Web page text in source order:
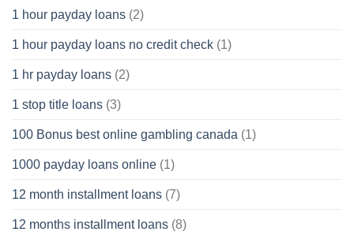
1 hour payday loans (2)
1 hour payday loans no credit check (1)
1 hr payday loans (2)
1 stop title loans (3)
100 Bonus best online gambling canada (1)
1000 payday loans online (1)
12 month installment loans (7)
12 months installment loans (8)